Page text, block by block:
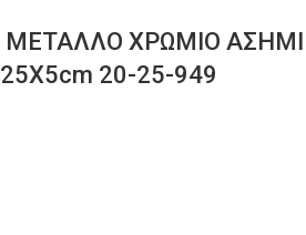
ΜΕΤΑΛΛΟ ΧΡΩΜΙΟ ΑΣΗΜΙ
20-25-949